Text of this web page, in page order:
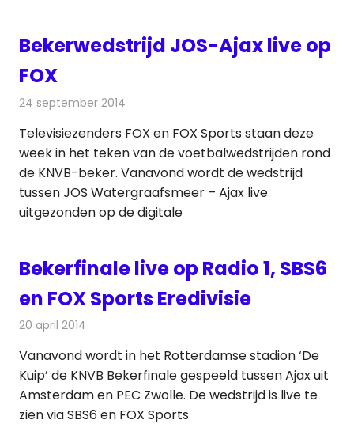
Bekerwedstrijd JOS-Ajax live op
FOX
24 september 2014
Televisiezenders FOX en FOX Sports staan deze
week in het teken van de voetbalwedstrijden rond
de KNVB-beker. Vanavond wordt de wedstrijd
tussen JOS Watergraafsmeer – Ajax live
uitgezonden op de digitale
Bekerfinale live op Radio 1, SBS6
en FOX Sports Eredivisie
20 april 2014
Vanavond wordt in het Rotterdamse stadion ‘De
Kuip’ de KNVB Bekerfinale gespeeld tussen Ajax uit
Amsterdam en PEC Zwolle. De wedstrijd is live te
zien via SBS6 en FOX Sports